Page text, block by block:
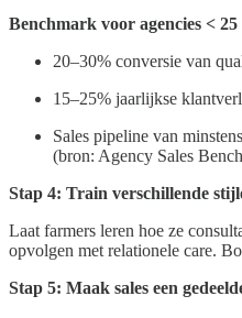
Benchmark voor agencies <
20–30% conversie van
15–25% jaarlijkse
Sales pipeline van
(bron: Agency Sales
Stap 4: Train verschillende
Laat farmers leren hoe ze
opvolgen met relationele care.
Stap 5: Maak sales een